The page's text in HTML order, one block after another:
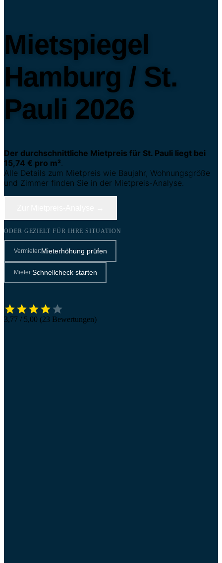
Mietspiegel
Hamburg / St.
Pauli 2026
Der durchschnittliche Mietpreis für St. Pauli liegt bei
15,74 € pro m².
Alle Details zum Mietpreis wie Baujahr, Wohnungsgröße
und Zimmer finden Sie in der Mietpreis-Analyse.
ODER GEZIELT FÜR IHRE SITUATION
Vermieter:Mieterhöhung prüfen
Mieter:Schnellcheck starten
3,77 / 5,00 (23 Bewertungen)